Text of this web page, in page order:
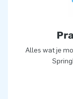
Alles wat je